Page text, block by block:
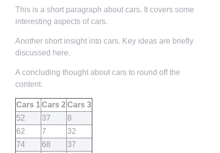
This is a short paragraph about cars. It covers some
interesting aspects of cars.
Another short insight into cars. Key ideas are briefly
discussed here.
A concluding thought about cars to round off the
content.
Cars 1Cars 2 Cars 3
52
37
8
62
7
32
74
68
37